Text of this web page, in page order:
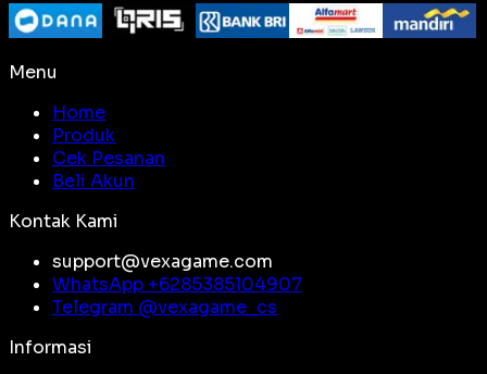
Menu
Home
Produk
Cek Pesanan
Beli Akun
Kontak Kami
support@vexagame.com
WhatsApp +6285385104907
Telegram @vexagame_cs
Informasi